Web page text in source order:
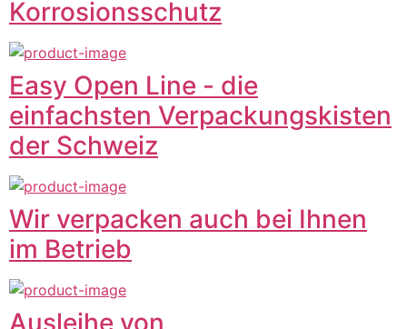
Korrosionsschutz
Easy Open Line - die
einfachsten Verpackungskisten
der Schweiz
Wir verpacken auch bei Ihnen
im Betrieb
Ausleihe von